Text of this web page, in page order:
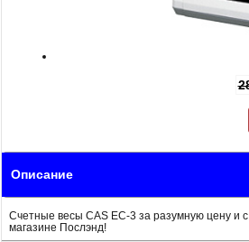
Описание
Счетные весы CAS EC-3 за разумную цену и
магазине Послэнд!